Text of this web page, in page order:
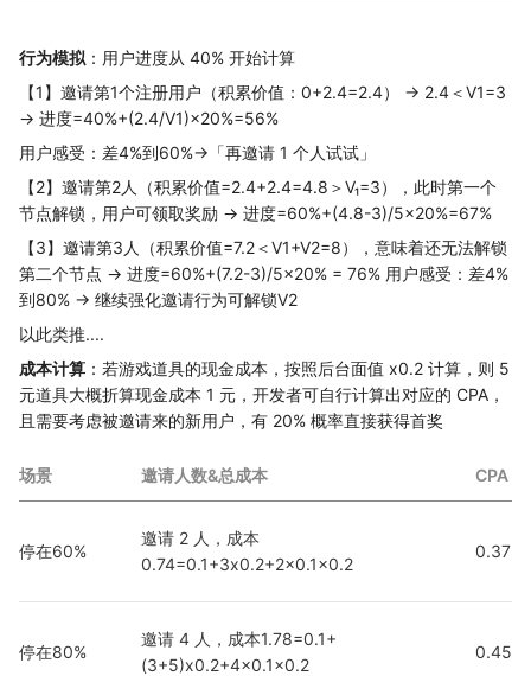
行为模拟 ：用户进度从 40% 开始计算
【1】邀请第1个注册用户（积累价值：0+2.4=2.4） → 2.4＜V1=3
→ 进度=40%+(2.4/V1)×20%=56%
用户感受：差4%到60%→「再邀请 1 个人试试」
【2】邀请第2人（积累价值=2.4+2.4=4.8＞V₁=3），此时第一个
节点解锁，用户可领取奖励 → 进度=60%+(4.8-3)/5×20%=67%
【3】邀请第3人（积累价值=7.2＜V1+V2=8），意味着还无法解锁
第二个节点 → 进度=60%+(7.2-3)/5×20% = 76% 用户感受：差4%
到80% → 继续强化邀请行为可解锁V2
以此类推....
成本计算 ：若游戏道具的现金成本，按照后台面值 x0.2 计算，则 5
元道具大概折算现金成本 1 元，开发者可自行计算出对应的 CPA，
且需要考虑被邀请来的新用户，有 20% 概率直接获得首奖
场景 邀请人数&总成本 CPA
停在60%
邀请 2 人，成本
0.74=0.1+3x0.2+2x0.1x0.2
0.37
停在80%
邀请 4 人，成本1.78=0.1+
(3+5)x0.2+4x0.1x0.2
0.45